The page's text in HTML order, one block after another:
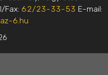
Fax: 62/23-33-53 E-mail:
6.hu